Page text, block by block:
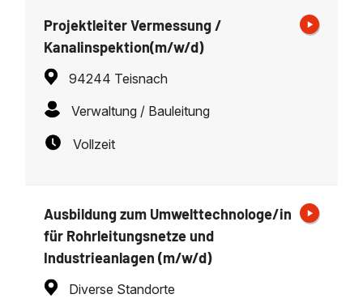
Projektleiter Vermessung /
Kanalinspektion(m/w/d)
94244 Teisnach
Verwaltung / Bauleitung
Vollzeit
Ausbildung zum Umwelttechnologe/in
für Rohrleitungsnetze und
Industrieanlagen (m/w/d)
Diverse Standorte